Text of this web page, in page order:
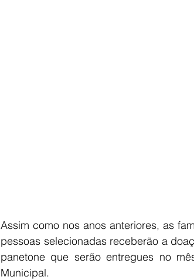
Assim como nos anos anteriores, as
pessoas selecionadas receberão a
panetone que serão entregues no
Municipal.